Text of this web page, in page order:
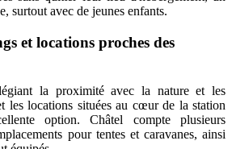
surtout avec de jeunes enfants.
et locations proches des
la proximité avec la nature et les
les locations situées au cœur de la station
option. Châtel compte plusieurs
pour tentes et caravanes, ainsi